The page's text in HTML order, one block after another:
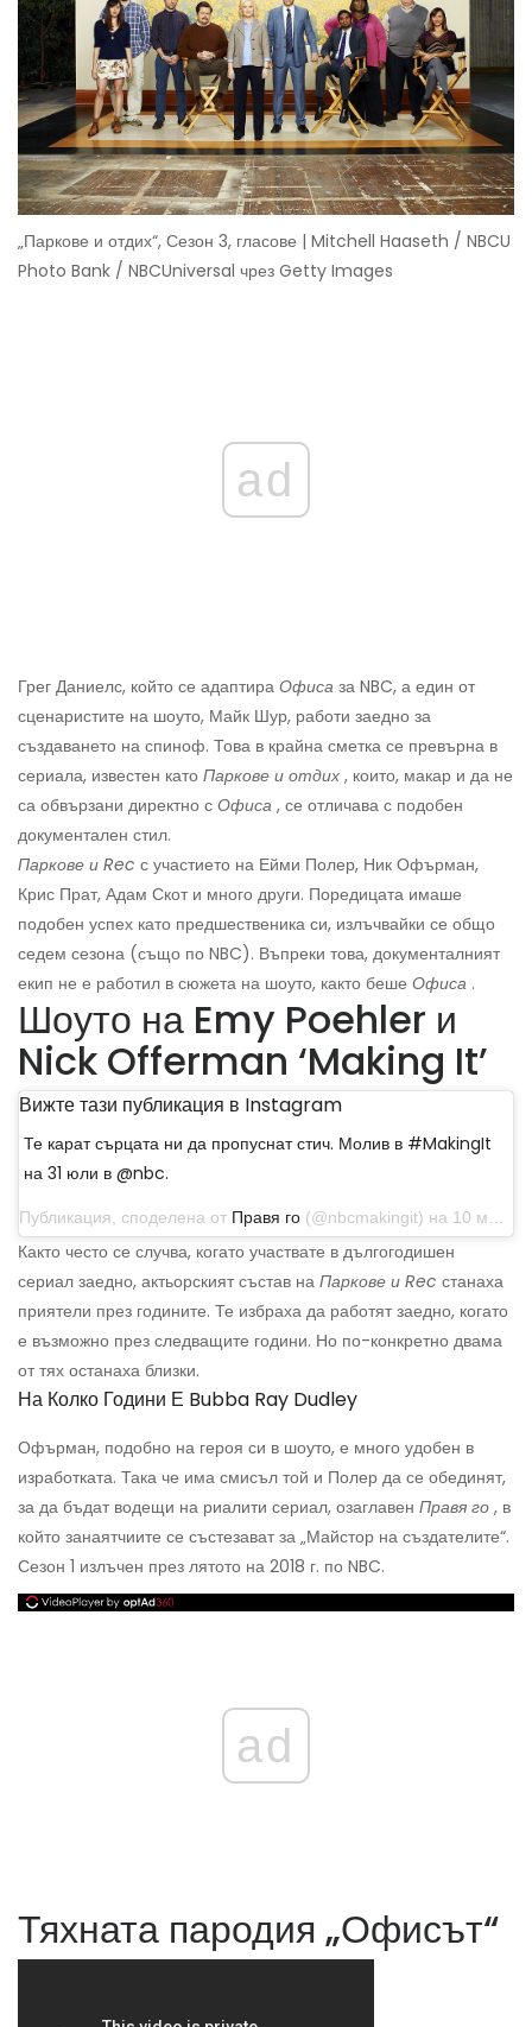
„Паркове и отдих“, Сезон 3, гласове | Mitchell Haaseth / NBCU
Photo Bank / NBCUniversal чрез Getty Images
ad
Грег Даниелс, който се адаптира Офиса за NBC, а един от
сценаристите на шоуто, Майк Шур, работи заедно за
създаването на спиноф. Това в крайна сметка се превърна в
сериала, известен като Паркове и отдих , които, макар и да не
са обвързани директно с Офиса , се отличава с подобен
документален стил.
Паркове и Rec с участието на Ейми Полер, Ник Офърман,
Крис Прат, Адам Скот и много други. Поредицата имаше
подобен успех като предшественика си, излъчвайки се общо
седем сезона (също по NBC). Въпреки това, документалният
екип не е работил в сюжета на шоуто, както беше Офиса .
Шоуто на Emy Poehler и
Nick Offerman ‘Making It’
Вижте тази публикация в Instagram
Те карат сърцата ни да пропуснат стич. Молив в #MakingIt
на 31 юли в @nbc.
Публикация, споделена от Правя го (@nbcmakingit) на 10 май 2018 г. в 14:43 ч. PDT
Както често се случва, когато участвате в дългогодишен
сериал заедно, актьорският състав на Паркове и Rec станаха
приятели през годините. Те избраха да работят заедно, когато
е възможно през следващите години. Но по-конкретно двама
от тях останаха близки.
На Колко Години Е Bubba Ray Dudley
Офърман, подобно на героя си в шоуто, е много удобен в
изработката. Така че има смисъл той и Полер да се обединят,
за да бъдат водещи на риалити сериал, озаглавен Правя го , в
който занаятчиите се състезават за „Майстор на създателите“.
Сезон 1 излъчен през лятото на 2018 г. по NBC.
ad
Тяхната пародия „Офисът“